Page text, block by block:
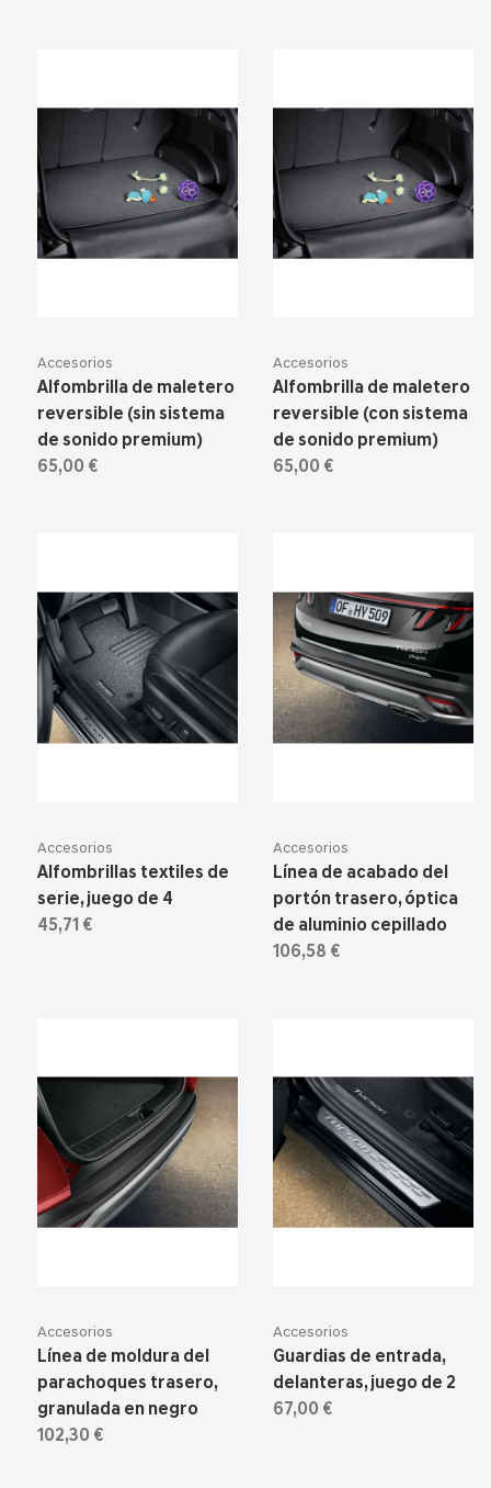
Accesorios
Alfombrilla de maletero
reversible (sin sistema
de sonido premium)
65,00 €
Accesorios
Alfombrilla de maletero
reversible (con sistema
de sonido premium)
65,00 €
Accesorios
Alfombrillas textiles de
serie, juego de 4
45,71 €
Accesorios
Línea de acabado del
portón trasero, óptica
de aluminio cepillado
106,58 €
Accesorios
Línea de moldura del
parachoques trasero,
granulada en negro
102,30 €
Accesorios
Guardias de entrada,
delanteras, juego de 2
67,00 €